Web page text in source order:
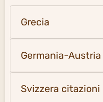
Grecia
Germania-Austria
Svizzera citazioni